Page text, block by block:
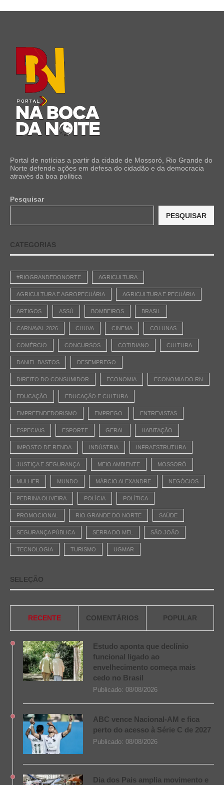
Portal de notícias a partir da cidade de Mossoró, Rio Grande do
Norte defende ações em defesa do cidadão e da democracia
através da boa política
Pesquisar
PESQUISAR
CATEGORIAS
#RIOGRANDEDONORTE AGRICULTURA
AGRICULTURA E AGROPECUÁRIA AGRICULTURA E PECUÁRIA
ARTIGOS ASSÚ BOMBEIROS BRASIL
CARNAVAL 2026 CHUVA CINEMA COLUNAS
COMÉRCIO CONCURSOS COTIDIANO CULTURA
DANIEL BASTOS DESEMPREGO
DIREITO DO CONSUMIDOR ECONOMIA ECONOMIA DO RN
EDUCAÇÃO EDUCAÇÃO E CULTURA
EMPREENDEDORISMO EMPREGO ENTREVISTAS
ESPECIAIS ESPORTE GERAL HABITAÇÃO
IMPOSTO DE RENDA INDÚSTRIA INFRAESTRUTURA
JUSTIÇA E SEGURANÇA MEIO AMBIENTE MOSSORÓ
MULHER MUNDO MÁRCIO ALEXANDRE NEGÓCIOS
PEDRINA OLIVEIRA POLÍCIA POLÍTICA
PROMOCIONAL RIO GRANDE DO NORTE SAÚDE
SEGURANÇA PÚBLICA SERRA DO MEL SÃO JOÃO
TECNOLOGIA TURISMO UGMAR
SELEÇÃO
RECENTE COMENTÁRIOS POPULAR
Estudo aponta que declínio
funcional ligado ao
envelhecimento começa mais
cedo no Brasil
Publicado: 08/08/2026
ABC vence Nacional-AM e fica
perto do acesso à Série C de 2027
Publicado: 08/08/2026
Dia dos Pais amplia movimento e